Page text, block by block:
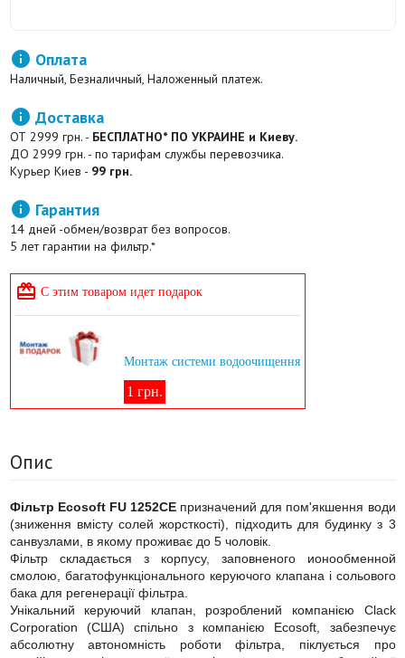
 Оплата
Наличный, Безналичный, Наложенный платеж.
 Доставка
ОТ 2999 грн. - БЕСПЛАТНО* ПО УКРАИНЕ и Киеву.
ДО 2999 грн. - по тарифам службы перевозчика.
Курьер Киев - 99 грн.
 Гарантия
14 дней -обмен/возврат без вопросов.
5 лет гарантии на фильтр.*
 С этим товаром идет подарок
Монтаж системи водоочищення
1 грн.
Опис
Фільтр Ecosoft FU 1252CEпризначений для пом'якшення води
(зниження вмісту солей жорсткості), підходить для будинку з 3
санвузлами, в якому проживає до 5 чоловік.
Фільтр складається з корпусу, заповненого ионообменной
смолою, багатофункціонального керуючого клапана і сольового
бака для регенерації фільтра.
Унікальний керуючий клапан, розроблений компанією Clack
Corporation (США) спільно з компанією Ecosoft, забезпечує
абсолютну автономність роботи фільтра, піклується про